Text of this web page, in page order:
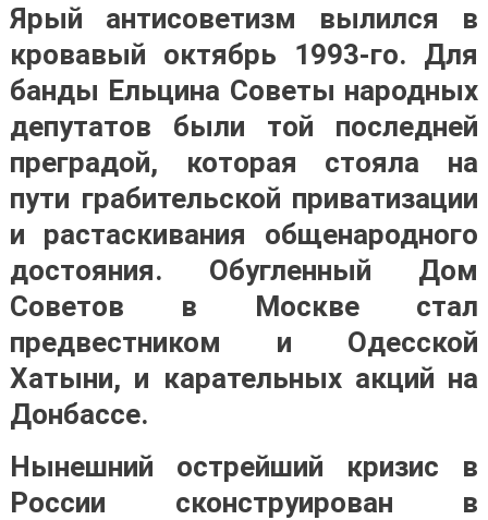
Ярый антисоветизм вылился в
кровавый октябрь 1993-го. Для
банды Ельцина Советы народных
депутатов были той последней
преградой, которая стояла на
пути грабительской приватизации
и растаскивания общенародного
достояния. Обугленный Дом
Советов в Москве стал
предвестником и Одесской
Хатыни, и карательных акций на
Донбассе.
Нынешний острейший кризис в
России сконструирован в